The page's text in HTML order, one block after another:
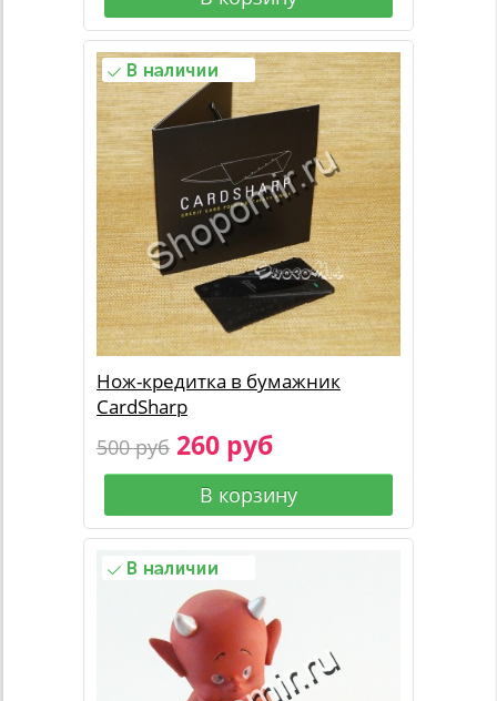
Нож-кредитка в бумажник
CardSharp
500 руб 260 руб
В корзину